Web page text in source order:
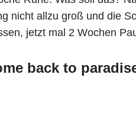
nicht allzu groß und die
jetzt mal 2 Wochen
back to